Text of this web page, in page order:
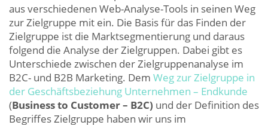
aus verschiedenen Web-Analyse-Tools in seinen Weg
zur Zielgruppe mit ein. Die Basis für das Finden der
Zielgruppe ist die Marktsegmentierung und daraus
folgend die Analyse der Zielgruppen. Dabei gibt es
Unterschiede zwischen der Zielgruppenanalyse im
B2C- und B2B Marketing. Dem Weg zur Zielgruppe in
der Geschäftsbeziehung Unternehmen – Endkunde
(Business to Customer – B2C) und der Definition des
Begriffes Zielgruppe haben wir uns im